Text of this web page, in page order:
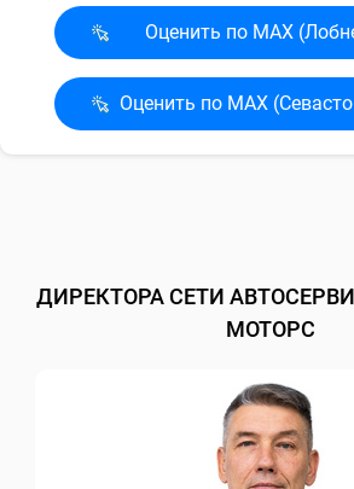
Оценить по MAX
Оценить по MAX
ДИРЕКТОРА СЕТИ
МОТОРС